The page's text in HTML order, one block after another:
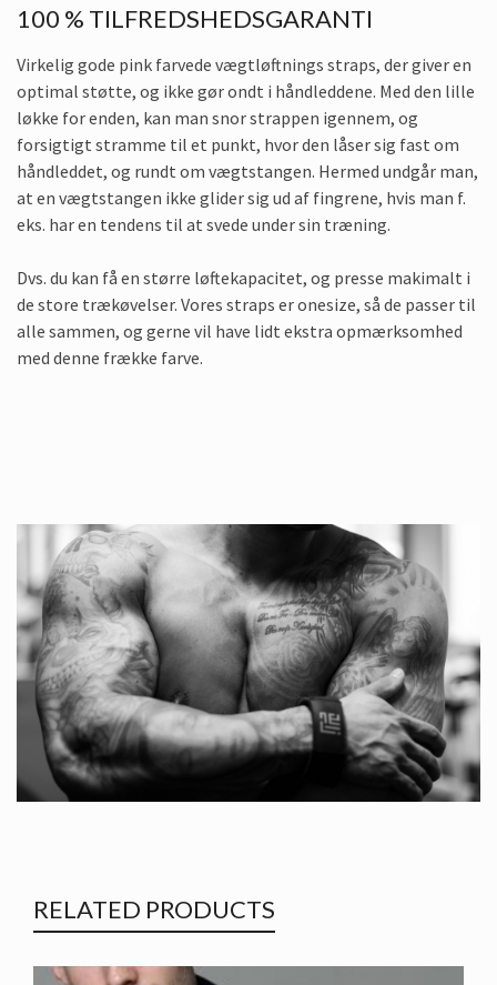
100 % TILFREDSHEDSGARANTI
Virkelig gode pink farvede vægtløftnings straps, der giver en
optimal støtte, og ikke gør ondt i håndleddene. Med den lille
løkke for enden, kan man snor strappen igennem, og
forsigtigt stramme til et punkt, hvor den låser sig fast om
håndleddet, og rundt om vægtstangen. Hermed undgår man,
at en vægtstangen ikke glider sig ud af fingrene, hvis man f.
eks. har en tendens til at svede under sin træning.
Dvs. du kan få en større løftekapacitet, og presse makimalt i
de store trækøvelser. Vores straps er onesize, så de passer til
alle sammen, og gerne vil have lidt ekstra opmærksomhed
med denne frække farve.
RELATED PRODUCTS